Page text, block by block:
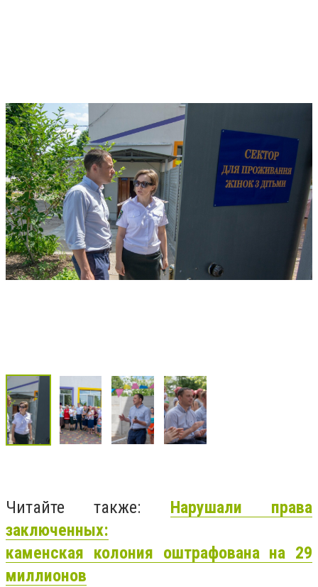
Читайте также: Нарушали права
заключенных:
каменская колония оштрафована на 29
миллионов